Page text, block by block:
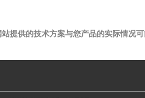
提供的技术方案与您产品的实际情况